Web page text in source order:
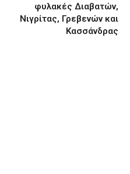
φυλακές Διαβατών,
Νιγρίτας, Γρεβενών και
Κασσάνδρας